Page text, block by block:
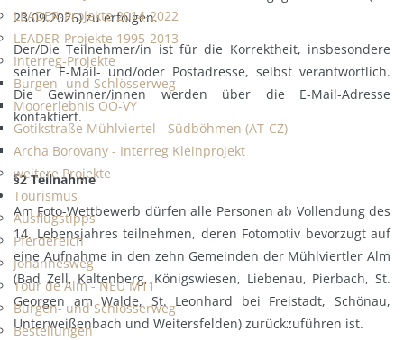
LEADER-Projekte 2014-2022
LEADER-Projekte 1995-2013
Interreg-Projekte
Burgen- und Schlösserweg
Moorerlebnis OÖ-VY
Gotikstraße Mühlviertel - Südböhmen (AT-CZ)
Archa Borovany - Interreg Kleinprojekt
weitere Projekte
Tourismus
Ausflugstipps
Pferdereich
Johannesweg
Tour de Alm - NEU M11
Burgen- und Schlösserweg
Bestellungen
23.09.2026) zu erfolgen.
Der/Die Teilnehmer/in ist für die Korrektheit, insbesondere
seiner E-Mail- und/oder Postadresse, selbst verantwortlich.
Die Gewinner/innen werden über die E-Mail-Adresse
kontaktiert.
§2 Teilnahme
Am Foto-Wettbewerb dürfen alle Personen ab Vollendung des
14. Lebensjahres teilnehmen, deren Fotomotiv bevorzugt auf
eine Aufnahme in den zehn Gemeinden der Mühlviertler Alm
(Bad Zell, Kaltenberg, Königswiesen, Liebenau, Pierbach, St.
Georgen am Walde, St. Leonhard bei Freistadt, Schönau,
Unterweißenbach und Weitersfelden) zurückzuführen ist.